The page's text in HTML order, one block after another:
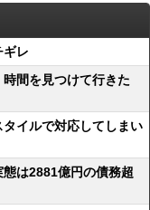
ギレ
間を見つけて行きた
イルで対応してしまい
は2881億円の債務超